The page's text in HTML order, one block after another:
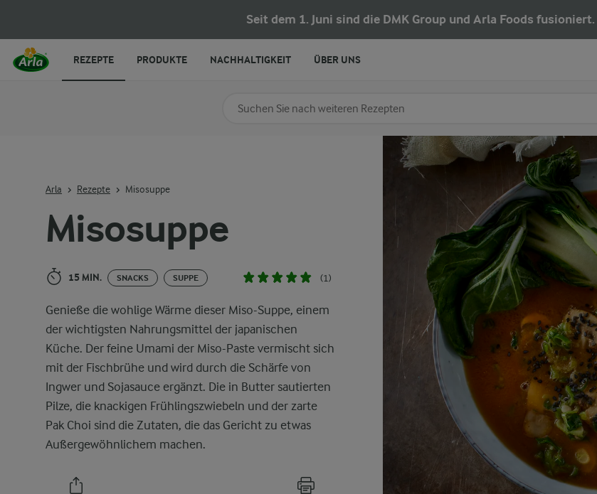
Seit dem 1. Juni sind die DMK Group und Arla Foods fusioniert.
Misosuppe
15 MIN. SNACKS SUPPE (1)
Genieße die wohlige Wärme dieser Miso-Suppe, einem
der wichtigsten Nahrungsmittel der japanischen
Küche. Der feine Umami der Miso-Paste vermischt sich
mit der Fischbrühe und wird durch die Schärfe von
Ingwer und Sojasauce ergänzt. Die in Butter sautierten
Pilze, die knackigen Frühlingszwiebeln und der zarte
Pak Choi sind die Zutaten, die das Gericht zu etwas
Außergewöhnlichem machen.
Arla Rezepte Misosuppe
Nach Kategorie suchen
REZEPTE PRODUKTE NACHHALTIGKEIT ÜBER UNS